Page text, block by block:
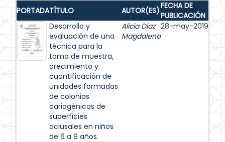
PORTADATÍTULO AUTOR(ES)FECHA DE
PUBLICACIÓN
Desarrollo y
evaluación de una
técnica para la
toma de muestra,
crecimiento y
cuantificación de
unidades formadas
de colonias
cariogénicas de
superficies
oclusales en niños
de 6 a 9 años.
Alicia Díaz
Magdaleno
28-may-2019